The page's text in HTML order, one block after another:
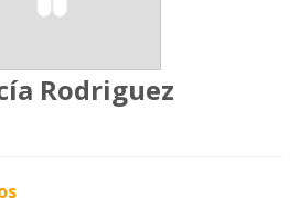
Rodriguez